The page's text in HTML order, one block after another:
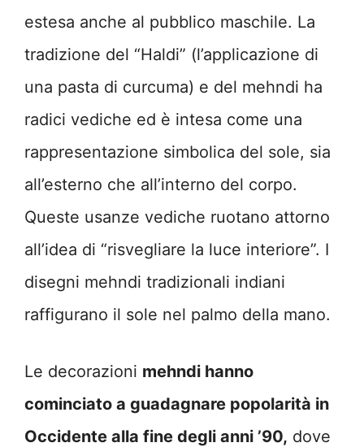
estesa anche al pubblico maschile. La
tradizione del “Haldi” (l’applicazione di
una pasta di curcuma) e del mehndi ha
radici vediche ed è intesa come una
rappresentazione simbolica del sole, sia
all’esterno che all’interno del corpo.
Queste usanze vediche ruotano attorno
all’idea di “risvegliare la luce interiore”. I
disegni mehndi tradizionali indiani
raffigurano il sole nel palmo della mano.
Le decorazioni mehndi hanno
cominciato a guadagnare popolarità in
Occidente alla fine degli anni ’90, dove